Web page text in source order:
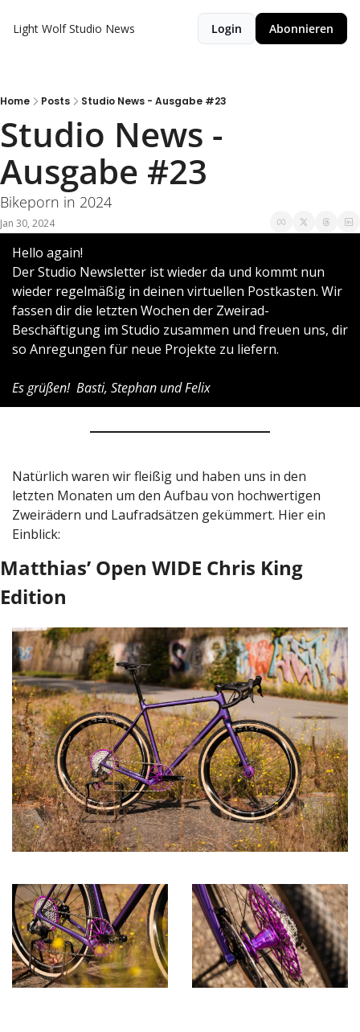
Light Wolf Studio News Login Abonnieren
Home Posts Studio News - Ausgabe #23
Studio News -
Ausgabe #23
Bikeporn in 2024
Jan 30, 2024
Hello again!
Der Studio Newsletter ist wieder da und kommt nun
wieder regelmäßig in deinen virtuellen Postkasten. Wir
fassen dir die letzten Wochen der Zweirad-
Beschäftigung im Studio zusammen und freuen uns, dir
so Anregungen für neue Projekte zu liefern.
Es grüßen!  Basti, Stephan und Felix
Natürlich waren wir fleißig und haben uns in den
letzten Monaten um den Aufbau von hochwertigen
Zweirädern und Laufradsätzen gekümmert. Hier ein
Einblick:
Matthias’ Open WIDE Chris King
Edition